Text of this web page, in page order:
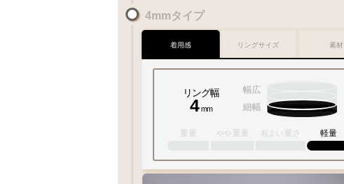
1 -18
リングサイズガイド
内外両面彫刻 内面フラット
18金イエローゴールド
K18YG
4mmタイプ
着用感
リング幅
4 mm
幅広
細幅
重量 やや 重量 程よい 重さ 軽量
リングサイズ 素材